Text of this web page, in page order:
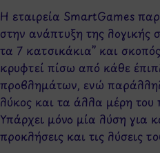
Η εταιρεία SmartGames
στην ανάπτυξη της
τα 7 κατσικάκια” και
κρυφτεί πίσω από κάθε
προβλημάτων, ενώ
λύκος και τα άλλα μέρη
Υπάρχει μόνο μία λύση για
προκλήσεις και τις λύσεις